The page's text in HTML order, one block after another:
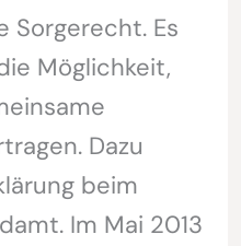
Sorgerecht. Es
Möglichkeit,
Dazu
beim
Im Mai 2013